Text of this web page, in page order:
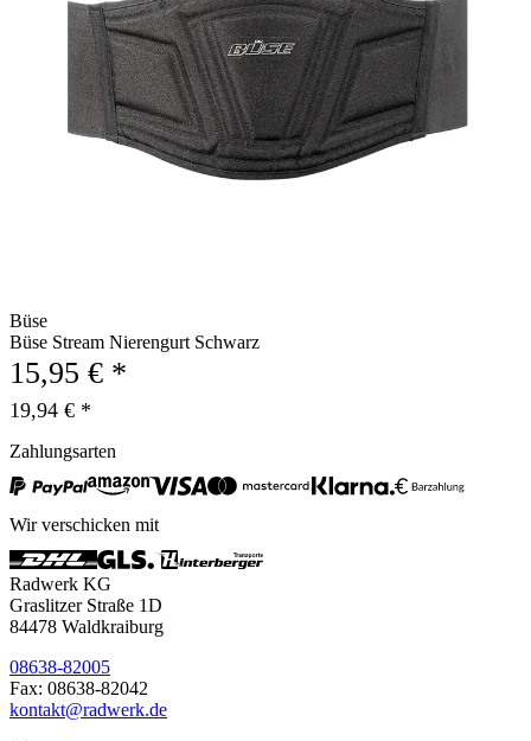
Büse
Büse Stream Nierengurt Schwarz
15,95 € *
19,94 € *
Zahlungsarten
Wir verschicken mit
Radwerk KG
Graslitzer Straße 1D
84478 Waldkraiburg
08638-82005
Fax: 08638-82042
kontakt@radwerk.de